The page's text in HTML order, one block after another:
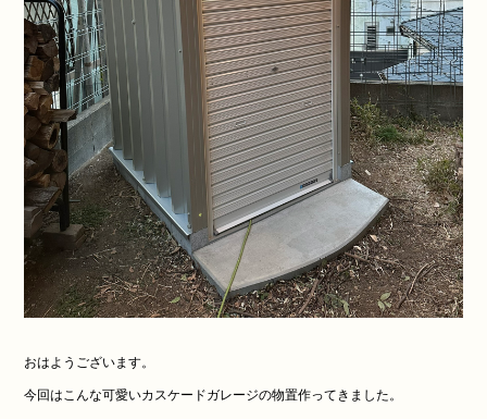
おはようございます。
今回はこんな可愛いカスケードガレージの物置作ってきました。